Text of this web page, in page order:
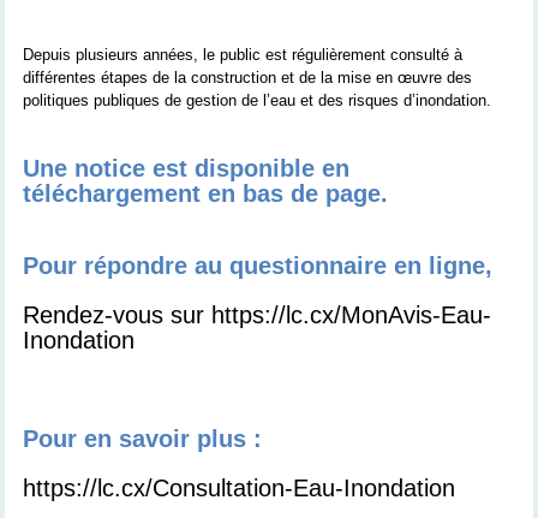
Depuis plusieurs années, le public est régulièrement consulté à
différentes étapes de la construction et de la mise en œuvre des
politiques publiques de gestion de l’eau et des risques d’inondation.
Une notice est disponible en
téléchargement en bas de page.
Pour répondre au questionnaire en ligne,
Rendez-vous sur https://lc.cx/MonAvis-Eau-
Inondation
Pour en savoir plus :
https://lc.cx/Consultation-Eau-Inondation